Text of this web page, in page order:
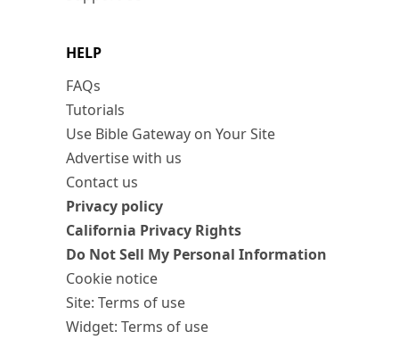
HELP
FAQs
Tutorials
Use Bible Gateway on Your Site
Advertise with us
Contact us
Privacy policy
California Privacy Rights
Do Not Sell My Personal Information
Cookie notice
Site: Terms of use
Widget: Terms of use